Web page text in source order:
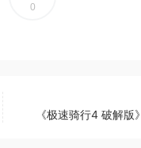
0
《极速骑行4 破解